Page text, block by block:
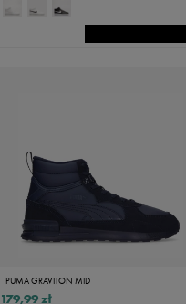
PUMA GRAVITON MID
179,99 zł